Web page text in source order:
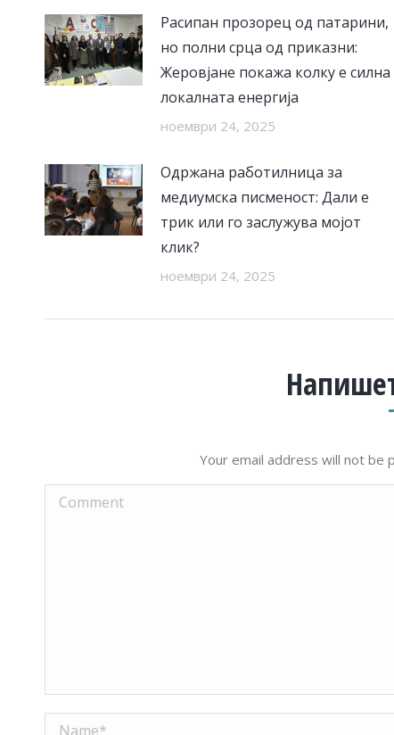
Расипан прозорец од патарини,
но полни срца од приказни:
Жеровјане покажа колку е силна
локалната енергија
ноември 24, 2025
Одржана работилница за
медиумска писменост: Дали е
трик или го заслужува мојот
клик?
ноември 24, 2025
Your email address will not be
Comment
Name *